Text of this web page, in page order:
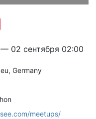
02 сентября 02:00
Germany
meetups/